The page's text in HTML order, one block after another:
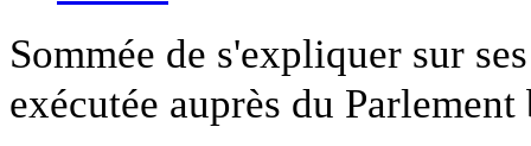
Sommée de s'expliquer sur
exécutée auprès du